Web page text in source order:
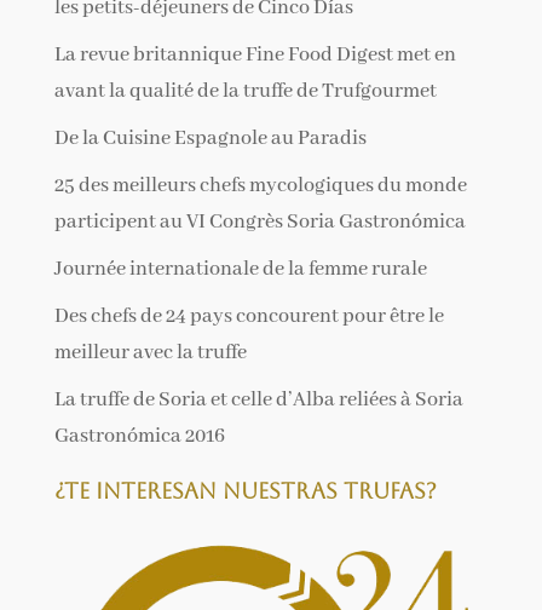
les petits-déjeuners de Cinco Días
La revue britannique Fine Food Digest met en
avant la qualité de la truffe de Trufgourmet
De la Cuisine Espagnole au Paradis
25 des meilleurs chefs mycologiques du monde
participent au VI Congrès Soria Gastronómica
Journée internationale de la femme rurale
Des chefs de 24 pays concourent pour être le
meilleur avec la truffe
La truffe de Soria et celle d’Alba reliées à Soria
Gastronómica 2016
¿Te interesan nuestras trufas?